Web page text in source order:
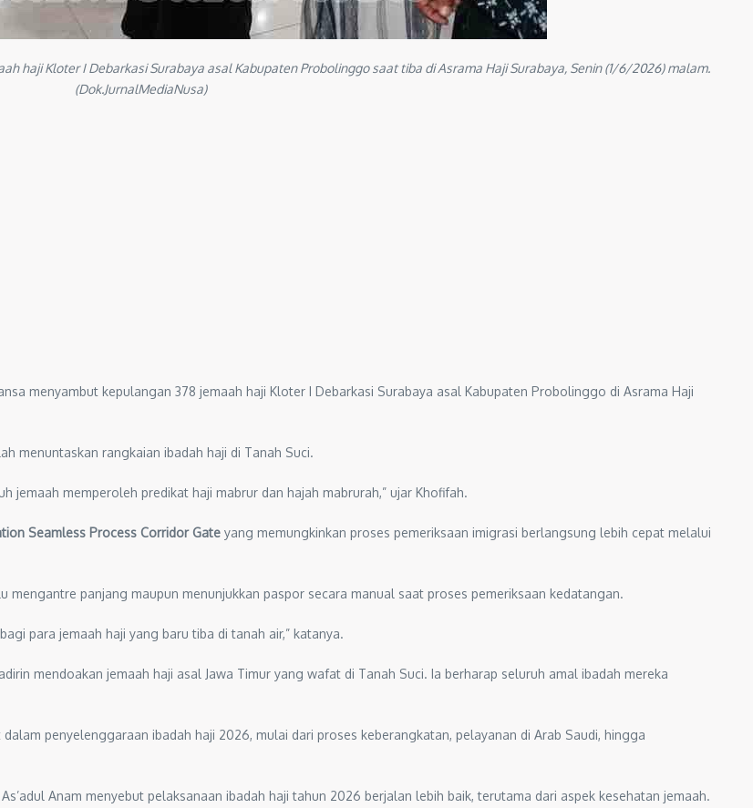
haji Kloter I Debarkasi Surabaya asal Kabupaten Probolinggo saat tiba di Asrama Haji Surabaya, Senin (1/6/2026) malam.
(Dok.JurnalMediaNusa)
menyambut kepulangan 378 jemaah haji Kloter I Debarkasi Surabaya asal Kabupaten Probolinggo di Asrama Haji
menuntaskan rangkaian ibadah haji di Tanah Suci.
jemaah memperoleh predikat haji mabrur dan hajah mabrurah,” ujar Khofifah.
Seamless Process Corridor Gate yang memungkinkan proses pemeriksaan imigrasi berlangsung lebih cepat melalui
panjang maupun menunjukkan paspor secara manual saat proses pemeriksaan kedatangan.
para jemaah haji yang baru tiba di tanah air,” katanya.
mendoakan jemaah haji asal Jawa Timur yang wafat di Tanah Suci. Ia berharap seluruh amal ibadah mereka
penyelenggaraan ibadah haji 2026, mulai dari proses keberangkatan, pelayanan di Arab Saudi, hingga
Anam menyebut pelaksanaan ibadah haji tahun 2026 berjalan lebih baik, terutama dari aspek kesehatan jemaah.